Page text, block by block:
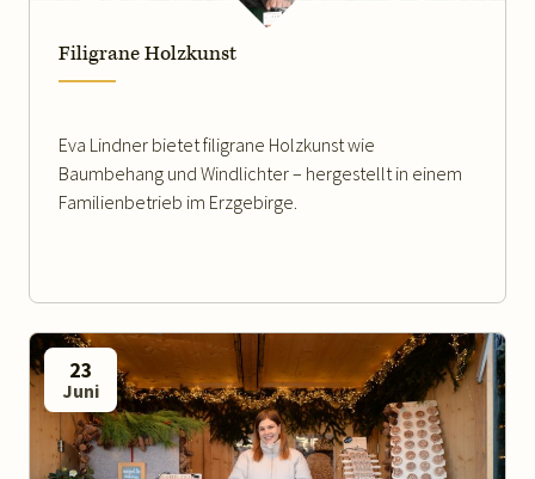
Filigrane Holzkunst
Eva Lindner bietet filigrane Holzkunst wie
Baumbehang und Windlichter – hergestellt in einem
Familienbetrieb im Erzgebirge.
23
Juni